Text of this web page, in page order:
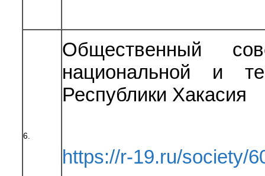
6.
Общественный
национальной и
Республики Хакасия
https://r-19.ru/society/